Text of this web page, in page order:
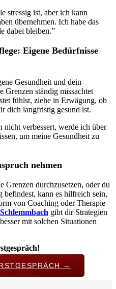
stressig ist, aber ich kann
übernehmen. Ich habe das
dabei bleiben.”
Eigene Bedürfnisse
Gesundheit und dein
Grenzen ständig missachtet
fühlst, ziehe in Erwägung, ob
dich langfristig gesund ist.
nicht verbessert, werde ich über
um meine Gesundheit zu
nehmen
Grenzen durchzusetzen, oder du
kann es hilfreich sein,
von Coaching oder Therapie
gibt dir Strategien
mit solchen Situationen
→